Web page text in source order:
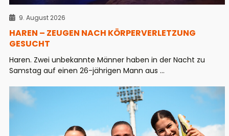
9. August 2026
HAREN – ZEUGEN NACH KÖRPERVERLETZUNG
GESUCHT
Haren. Zwei unbekannte Männer haben in der Nacht zu
Samstag auf einen 26-jährigen Mann aus ...